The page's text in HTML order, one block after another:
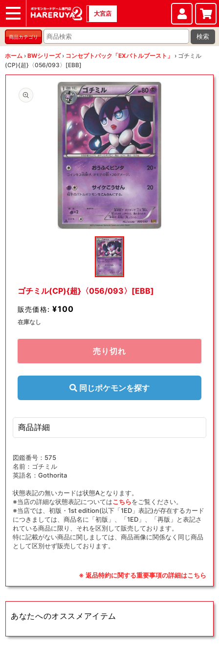
ショップ
店頭買取
店舗
イベント
大宮店
商品カテゴリ 検索
ホーム › BWシリーズ › コンセプトパック「EXバトルブースト」 › ゴチミル
(CP){超}〈056/093〉[EBB]
(1)
を
ゴチミル(CP){超}〈056/093〉[EBB]
販売価格: ¥100
在庫なし
売り切れ
同じポケモンを探す
商品詳細
図鑑番号：575
名前：ゴチミル
英語名：Gothorita
状態表記の無いカードは状態Aとなります。
※当店の詳細な状態表記についてはこちらをご覧ください。
※当店では、初版・1st edition(以下「1ED」表記)が存在するカード
につきましては、商品名に「初版」、「1ED」、「再版」と表記さ
れている商品に限り、それを区別して販売しております。
特に記載がない商品に関しましては、商品画像に関係なく同じ商品
として区別せず販売しております。
※ 返品特約に関する重要事項の詳細はこちら
あなたへのオススメアイテム